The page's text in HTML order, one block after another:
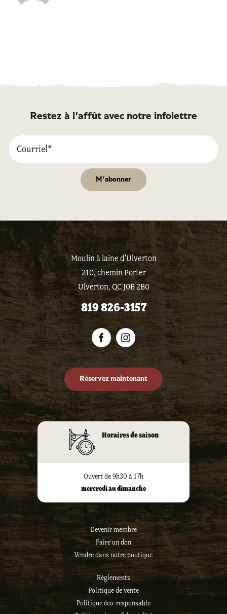
Restez à l'affût avec notre infolettre
Moulin à laine d'Ulverton
210, chemin Porter
Ulverton, QC J0B 2B0
819 826-3157
Horaires de saison
Ouvert de 9h30 à 17h
mercredi au dimanche
Devenir membre
Faire un don
Vendre dans notre boutique
Règlements
Politique de vente
Politique éco-responsable
Réservez maintenant